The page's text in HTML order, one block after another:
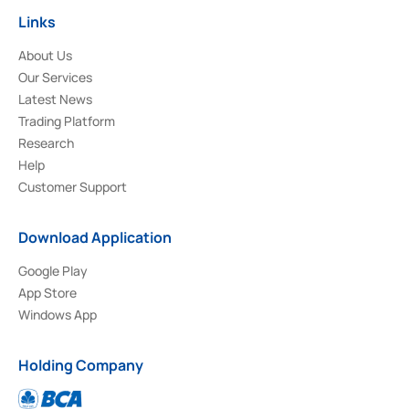
Links
About Us
Our Services
Latest News
Trading Platform
Research
Help
Customer Support
Download Application
Google Play
App Store
Windows App
Holding Company